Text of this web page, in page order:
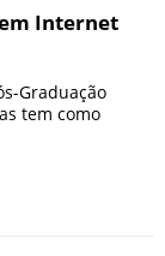
Internet
Graduação
tem como